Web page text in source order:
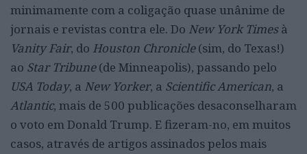
minimamente com a coligação quase unânime de
jornais e revistas contra ele. Do New York Times à
Vanity Fair, do Houston Chronicle(sim, do Texas!)
ao Star Tribune(de Minneapolis), passando pelo
USA Today, a New Yorker, a Scientific American, a
Atlantic, mais de 500 publicações desaconselharam
o voto em Donald Trump. E fizeram-no, em muitos
casos, através de artigos assinados pelos mais